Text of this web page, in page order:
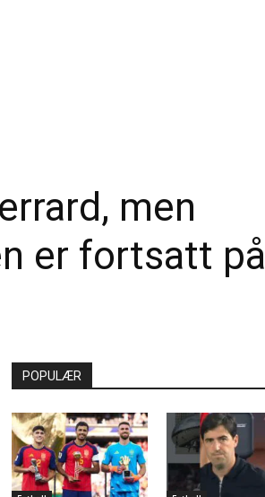
men
er fortsatt på
POPULÆR